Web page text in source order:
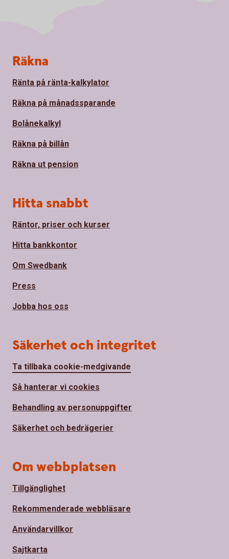
Sidfot
Räkna
Ränta på ränta-kalkylator
Räkna på månadssparande
Bolånekalkyl
Räkna på billån
Räkna ut pension
Hitta snabbt
Räntor, priser och kurser
Hitta bankkontor
Om Swedbank
Press
Jobba hos oss
Säkerhet och integritet
Ta tillbaka cookie-medgivande
Så hanterar vi cookies
Behandling av personuppgifter
Säkerhet och bedrägerier
Om webbplatsen
Tillgänglighet
Rekommenderade webbläsare
Användarvillkor
Sajtkarta